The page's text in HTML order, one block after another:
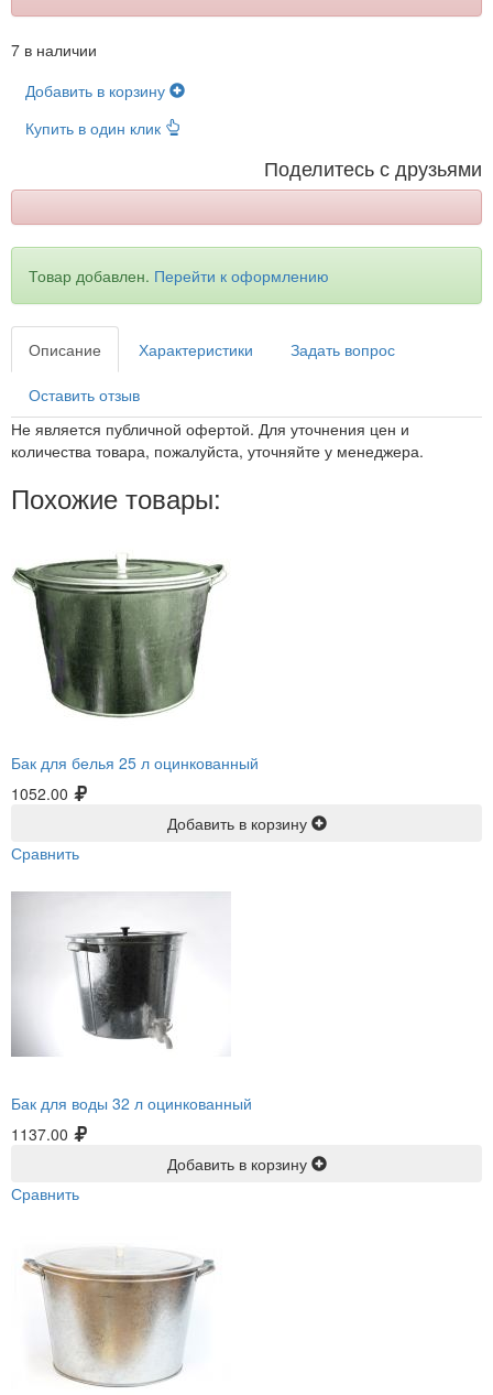
7 в наличии
Добавить в корзину
Купить в один клик
Поделитесь с друзьями
Товар добавлен. Перейти к оформлению
Описание Характеристики Задать вопрос
Оставить отзыв
Не является публичной офертой. Для уточнения цен и
количества товара, пожалуйста, уточняйте у менеджера.
Похожие товары:
Бак для белья 25 л оцинкованный
1052.00
Добавить в корзину
Сравнить
Бак для воды 32 л оцинкованный
1137.00
Добавить в корзину
Сравнить